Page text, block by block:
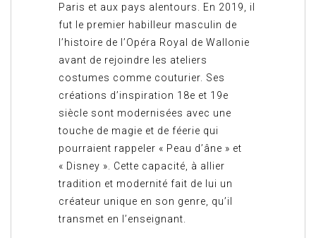
Paris et aux pays alentours. En 2019, il
fut le premier habilleur masculin de
l’histoire de l’Opéra Royal de Wallonie
avant de rejoindre les ateliers
costumes comme couturier. Ses
créations d’inspiration 18e et 19e
siècle sont modernisées avec une
touche de magie et de féerie qui
pourraient rappeler « Peau d’âne » et
« Disney ». Cette capacité, à allier
tradition et modernité fait de lui un
créateur unique en son genre, qu’il
transmet en l’enseignant.